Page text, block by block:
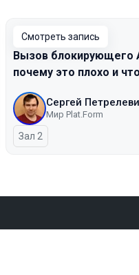
Смотреть запись
Вызов блокирующего
почему это плохо и
Сергей
Мир Plat.Form
Зал 2